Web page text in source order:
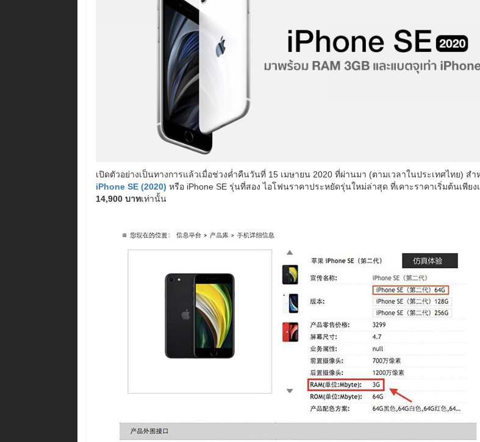
เปิดตัวอย่างเป็นทางการแล้วเมื่อช่วงค่ำคืนวันที่ 15 เมษายน 2020 ที่ผ่านมา (ตามเวลาในประเทศไทย) สำ
iPhone SE (2020) หรือ iPhone SE รุ่นที่สอง ไอโฟนราคาประหยัดรุ่นใหม่ล่าสุด ที่เคาะราคาเริ่มต้นเพียง
14,900 บาทเท่านั้น